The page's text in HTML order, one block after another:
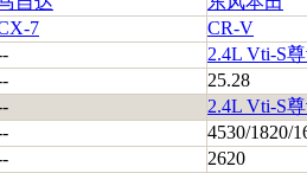
7
CR-V
2.4L Vti-S
25.28
2.4L Vti-S
4530/1820/
2620